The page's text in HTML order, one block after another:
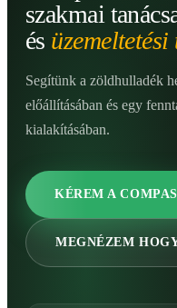
szakmai
és üzemeltetési
Segítünk a zöldhulladék
előállításában és egy
kialakításában.
KÉREM A
MEGNÉZEM